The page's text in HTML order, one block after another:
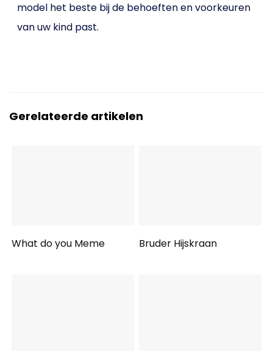
model het beste bij de behoeften en voorkeuren
van uw kind past.
Gerelateerde artikelen
What do you Meme Bruder Hijskraan